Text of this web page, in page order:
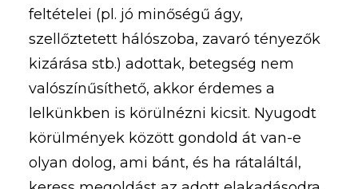
feltételei (pl. jó minőségű ágy,
szellőztetett hálószoba, zavaró tényezők
kizárása stb.) adottak, betegség nem
valószínűsíthető, akkor érdemes a
lelkünkben is körülnézni kicsit. Nyugodt
körülmények között gondold át van-e
olyan dolog, ami bánt, és ha rátaláltál,